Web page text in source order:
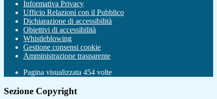
Informativa Privacy
Ufficio Relazioni con il Pubblico
Dichiarazione di accessibilità
Obiettivi di accessibilità
Whistleblowing
Gestione consensi cookie
Amministrazione trasparente
Pagina visualizzata 454 volte
Sezione Copyright